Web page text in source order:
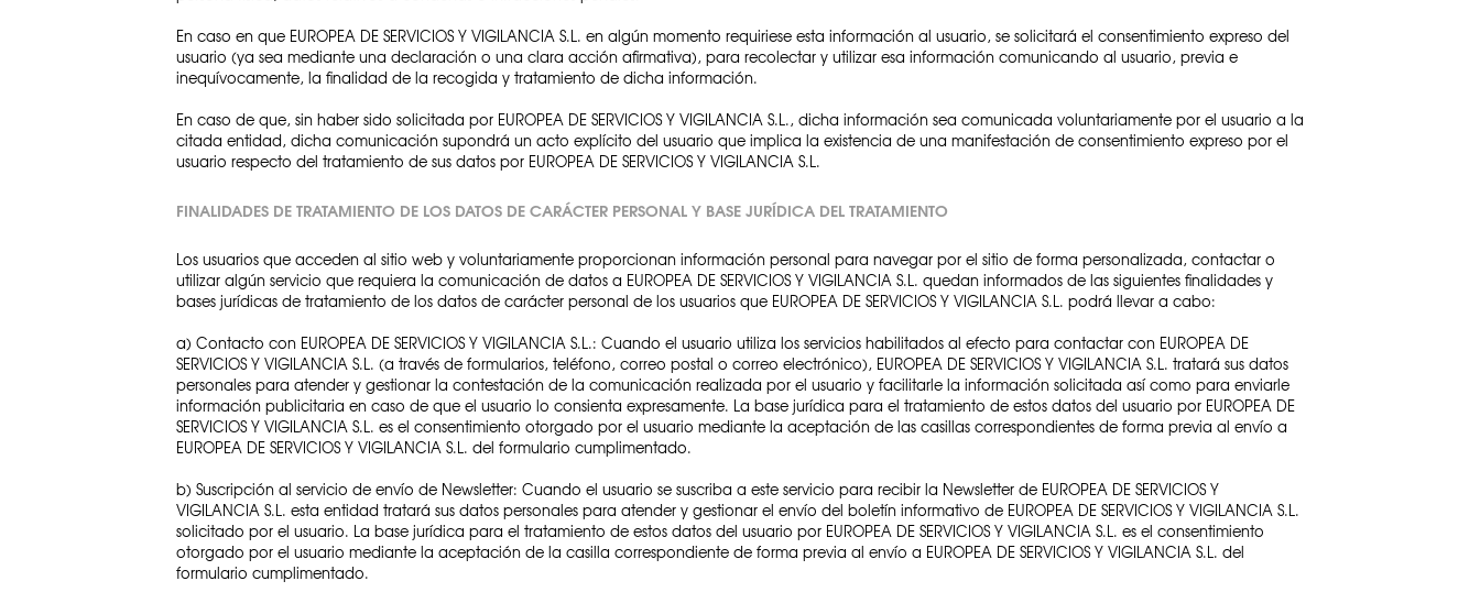
En caso en que EUROPEA DE SERVICIOS Y VIGILANCIA S.L. en algún momento requiriese esta información al usuario, se solicitará el consentimiento expreso del
usuario (ya sea mediante una declaración o una clara acción afirmativa), para recolectar y utilizar esa información comunicando al usuario, previa e
inequívocamente, la finalidad de la recogida y tratamiento de dicha información.
En caso de que, sin haber sido solicitada por EUROPEA DE SERVICIOS Y VIGILANCIA S.L., dicha información sea comunicada voluntariamente por el usuario a la
citada entidad, dicha comunicación supondrá un acto explícito del usuario que implica la existencia de una manifestación de consentimiento expreso por el
usuario respecto del tratamiento de sus datos por EUROPEA DE SERVICIOS Y VIGILANCIA S.L.
FINALIDADES DE TRATAMIENTO DE LOS DATOS DE CARÁCTER PERSONAL Y BASE JURÍDICA DEL TRATAMIENTO
Los usuarios que acceden al sitio web y voluntariamente proporcionan información personal para navegar por el sitio de forma personalizada, contactar o
utilizar algún servicio que requiera la comunicación de datos a EUROPEA DE SERVICIOS Y VIGILANCIA S.L. quedan informados de las siguientes finalidades y
bases jurídicas de tratamiento de los datos de carácter personal de los usuarios que EUROPEA DE SERVICIOS Y VIGILANCIA S.L. podrá llevar a cabo:
a) Contacto con EUROPEA DE SERVICIOS Y VIGILANCIA S.L.: Cuando el usuario utiliza los servicios habilitados al efecto para contactar con EUROPEA DE
SERVICIOS Y VIGILANCIA S.L. (a través de formularios, teléfono, correo postal o correo electrónico), EUROPEA DE SERVICIOS Y VIGILANCIA S.L. tratará sus datos
personales para atender y gestionar la contestación de la comunicación realizada por el usuario y facilitarle la información solicitada así como para enviarle
información publicitaria en caso de que el usuario lo consienta expresamente. La base jurídica para el tratamiento de estos datos del usuario por EUROPEA DE
SERVICIOS Y VIGILANCIA S.L. es el consentimiento otorgado por el usuario mediante la aceptación de las casillas correspondientes de forma previa al envío a
EUROPEA DE SERVICIOS Y VIGILANCIA S.L. del formulario cumplimentado.
b) Suscripción al servicio de envío de Newsletter: Cuando el usuario se suscriba a este servicio para recibir la Newsletter de EUROPEA DE SERVICIOS Y
VIGILANCIA S.L. esta entidad tratará sus datos personales para atender y gestionar el envío del boletín informativo de EUROPEA DE SERVICIOS Y VIGILANCIA S.L.
solicitado por el usuario. La base jurídica para el tratamiento de estos datos del usuario por EUROPEA DE SERVICIOS Y VIGILANCIA S.L. es el consentimiento
otorgado por el usuario mediante la aceptación de la casilla correspondiente de forma previa al envío a EUROPEA DE SERVICIOS Y VIGILANCIA S.L. del
formulario cumplimentado.